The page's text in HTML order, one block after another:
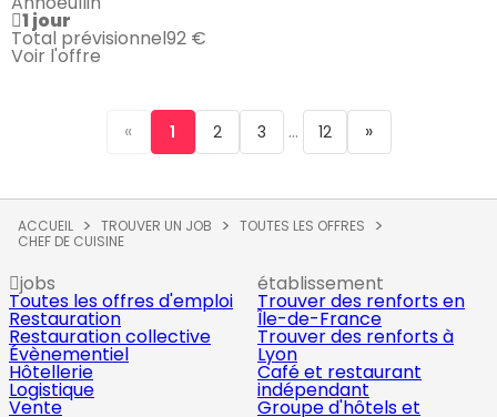
1 jour
Total prévisionnel92 €
Voir l'offre
« 1 2 3 ... 12 »
ACCUEIL TROUVER UN JOB
TOUTES LES OFFRES
CHEF DE CUISINE
jobs
Toutes les offres d'emploi
Restauration
Restauration collective
Évènementiel
Hôtellerie
Logistique
Vente
établissement
Trouver des renforts en
Île-de-France
Trouver des renforts à
Lyon
Café et restaurant
indépendant
Groupe d'hôtels et